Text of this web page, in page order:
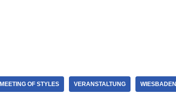
MEETING OF STYLES VERANSTALTUNG WIESBADEN